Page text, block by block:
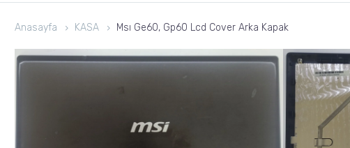
Anasayfa KASA Msı Ge60, Gp60 Lcd Cover Arka Kapak